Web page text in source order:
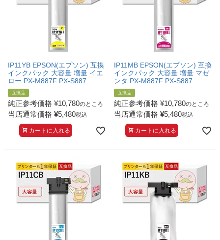
IP11YB EPSON(エプソン) 互換
インクパック 大容量 増量 イエ
ロー PX-M887F PX-S887
互換品
純正参考価格 ¥10,780のところ
当店通常価格 ¥5,480税込
カートに入れる
IP11MB EPSON(エプソン) 互換
インクパック 大容量 増量 マゼ
ンタ PX-M887F PX-S887
互換品
純正参考価格 ¥10,780のところ
当店通常価格 ¥5,480税込
カートに入れる